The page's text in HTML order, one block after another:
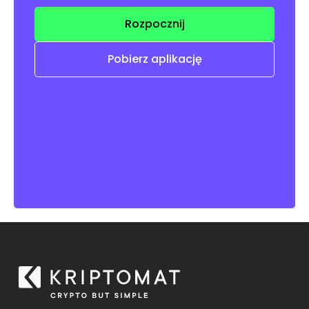
Rozpocznij
Pobierz aplikację